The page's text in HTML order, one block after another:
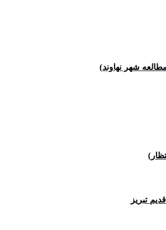
شهر نهاوند)
تبریز